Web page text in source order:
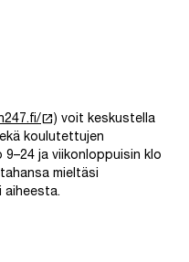
launch ) voit keskustella
koulutettujen
ja viikonloppuisin klo
mieltäsi
aiheesta.